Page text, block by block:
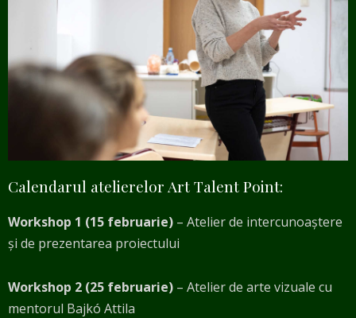
Calendarul atelierelor Art Talent Point:
Workshop 1 (15 februarie) – Atelier de intercunoaștere
și de prezentarea proiectului
Workshop 2 (25 februarie) – Atelier de arte vizuale cu
mentorul Bajkó Attila